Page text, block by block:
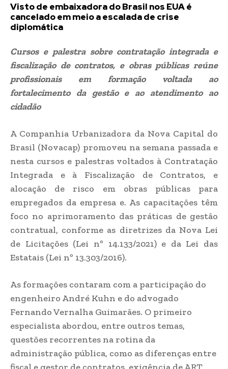
Visto de embaixadora do Brasil nos EUA é
cancelado em meio a escalada de crise
diplomática
Cursos e palestra sobre contratação integrada e
fiscalização de contratos, e obras públicas reúne
profissionais em formação voltada ao
fortalecimento da gestão e ao atendimento ao
cidadão
A Companhia Urbanizadora da Nova Capital do
Brasil (Novacap) promoveu na semana passada e
nesta cursos e palestras voltados à Contratação
Integrada e à Fiscalização de Contratos, e
alocação de risco em obras públicas para
empregados da empresa e. As capacitações têm
foco no aprimoramento das práticas de gestão
contratual, conforme as diretrizes da Nova Lei
de Licitações (Lei nº 14.133/2021) e da Lei das
Estatais (Lei nº 13.303/2016).
As formações contaram com a participação do
engenheiro André Kuhn e do advogado
Fernando Vernalha Guimarães. O primeiro
especialista abordou, entre outros temas,
questões recorrentes na rotina da
administração pública, como as diferenças entre